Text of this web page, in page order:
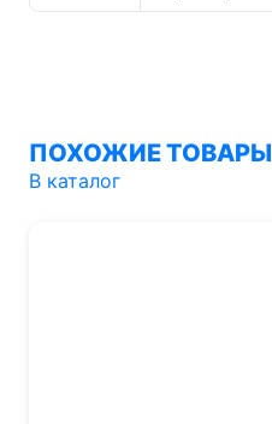
ПОХОЖИЕ ТОВАРЫ
В каталог